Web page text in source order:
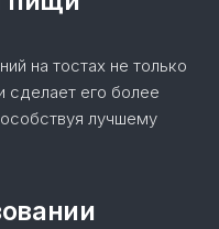
на тостах не только
сделает его более
лучшему